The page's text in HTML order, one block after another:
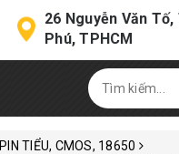
26 Nguyễn Văn Tố,
Phú, TPHCM
PIN TIỂU, CMOS, 18650